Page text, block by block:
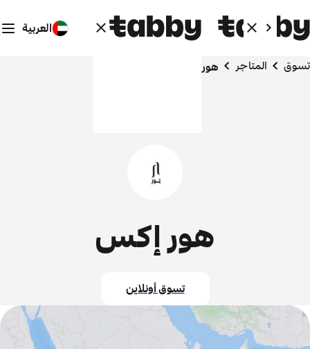
العربية
تسوق المتاجر هور إكس
هور إكس
تسوق أونلاين